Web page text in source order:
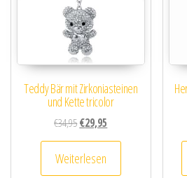
Teddy Bär mit Zirkoniasteinen
und Kette tricolor
€34,95Ursprünglicher Preis war: €34,95
€29,95
Weiterlesen